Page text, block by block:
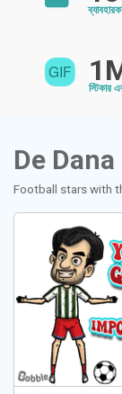
স্টিকার
De
Football stars with